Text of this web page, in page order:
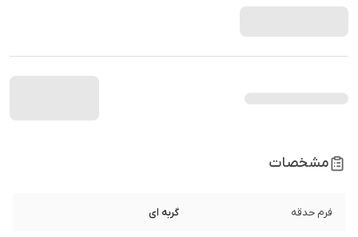
مشخصات
فرم حدقه گربه ای